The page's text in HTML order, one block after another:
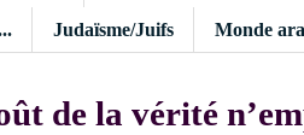
Judaïsme/Juifs Monde
de la vérité